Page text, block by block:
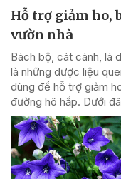
Hỗ trợ giảm ho,
vườn nhà
Bách bộ, cát cánh, lá
là những dược liệu
dùng để hỗ trợ giảm
đường hô hấp. Dưới